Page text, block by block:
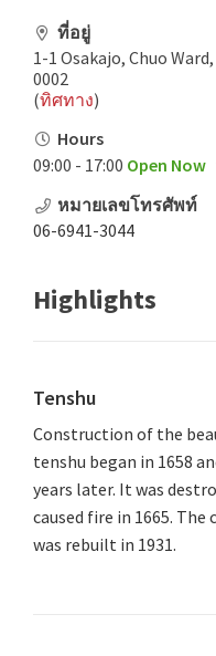
ที่อยู่
1-1 Osakajo, Chuo
0002
(ทิศทาง)
Hours
09:00 - 17:00 Open Now
หมายเลขโทรศัพท์
06-6941-3044
Highlights
Tenshu
Construction of the
tenshu began in 1658
years later. It was
caused fire in 1665.
was rebuilt in 1931.